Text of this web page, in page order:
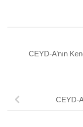
CEYD-A’nın
CEYD-